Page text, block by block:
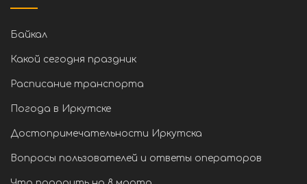
Байкал
Какой сегодня праздник
Расписание транспорта
Погода в Иркутске
Достопримечательности Иркутска
Вопросы пользователей и ответы операторов